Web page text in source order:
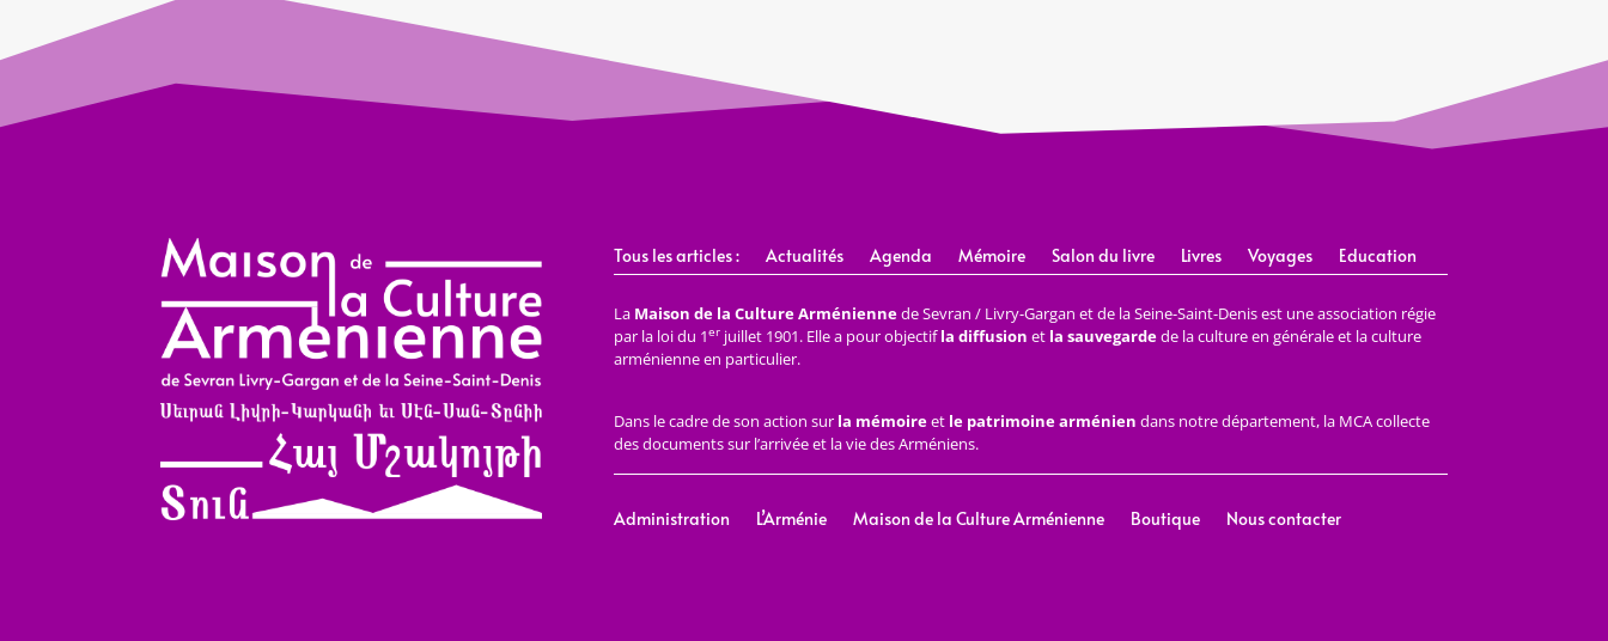
Tous les articles : Actualités Agenda Mémoire Salon du livre Livres Voyages Education
La Maison de la Culture Arméniennede Sevran / Livry-Gargan et de la Seine-Saint-Denis est une association régie
par la loi du 1erjuillet 1901. Elle a pour objectifla diffusion et la sauvegardede la culture en générale et la culture
arménienne en particulier.
Dans le cadre de son action sur la mémoireet le patrimoine arménien dans notre département, la MCA collecte
des documents sur l’arrivée et la vie des Arméniens.
Administration L’Arménie Maison de la Culture Arménienne Boutique Nous contacter